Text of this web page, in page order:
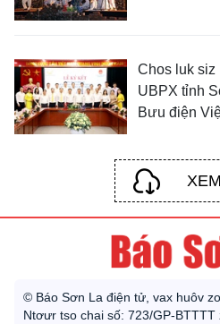
Chos luk siz
UBPX tỉnh
Bưu điện
© Báo Sơn La điện tử, vax huôv
Ntơưr tso chai số: 723/GP-